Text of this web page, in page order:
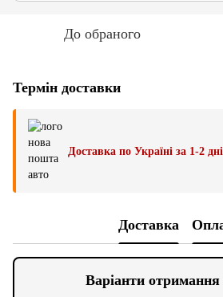
До обраного
Термін доставки
Доставка по Україні за 1-2 дні
Доставка
Варіанти отримання